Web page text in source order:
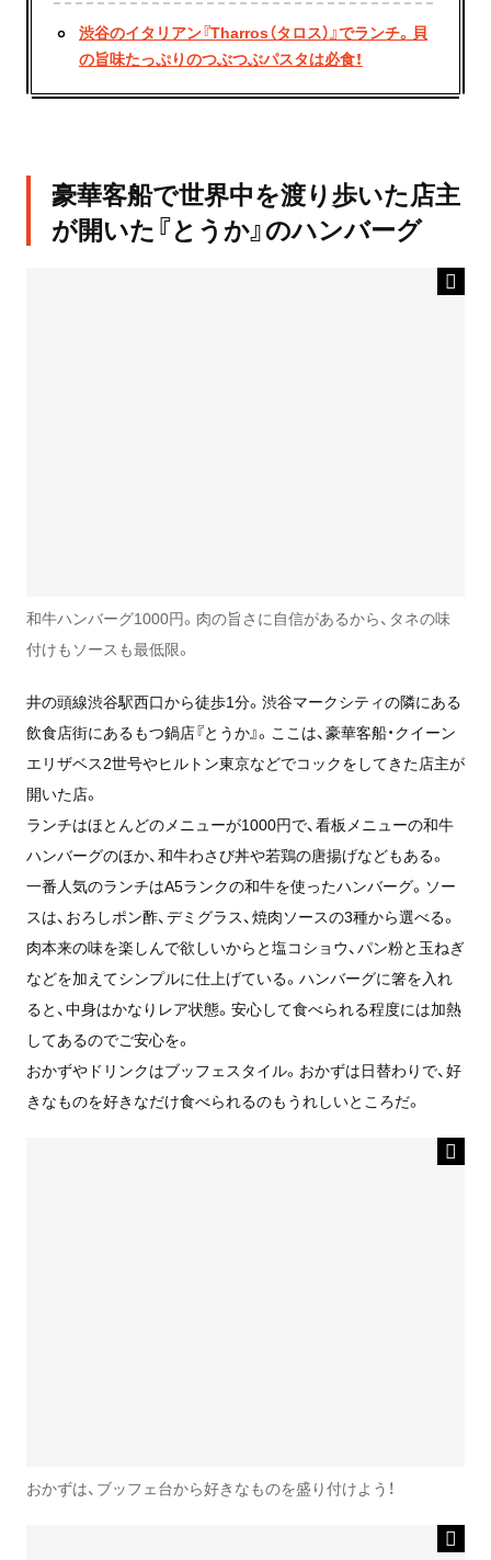
渋谷のイタリアン『Tharros（タロス）』でランチ。貝
の旨味たっぷりのつぶつぶパスタは必食！
豪華客船で世界中を渡り歩いた店主
が開いた『とうか』のハンバーグ
和牛ハンバーグ1000円。肉の旨さに自信があるから、タネの味
付けもソースも最低限。
井の頭線渋谷駅西口から徒歩1分。渋谷マークシティの隣にある
飲食店街にあるもつ鍋店『とうか』。ここは、豪華客船・クイーン
エリザベス2世号やヒルトン東京などでコックをしてきた店主が
開いた店。
ランチはほとんどのメニューが1000円で、看板メニューの和牛
ハンバーグのほか、和牛わさび丼や若鶏の唐揚げなどもある。
一番人気のランチはA5ランクの和牛を使ったハンバーグ。ソー
スは、おろしポン酢、デミグラス、焼肉ソースの3種から選べる。
肉本来の味を楽しんで欲しいからと塩コショウ、パン粉と玉ねぎ
などを加えてシンプルに仕上げている。ハンバーグに箸を入れ
ると、中身はかなりレア状態。安心して食べられる程度には加熱
してあるのでご安心を。
おかずやドリンクはブッフェスタイル。おかずは日替わりで、好
きなものを好きなだけ食べられるのもうれしいところだ。
おかずは、ブッフェ台から好きなものを盛り付けよう！